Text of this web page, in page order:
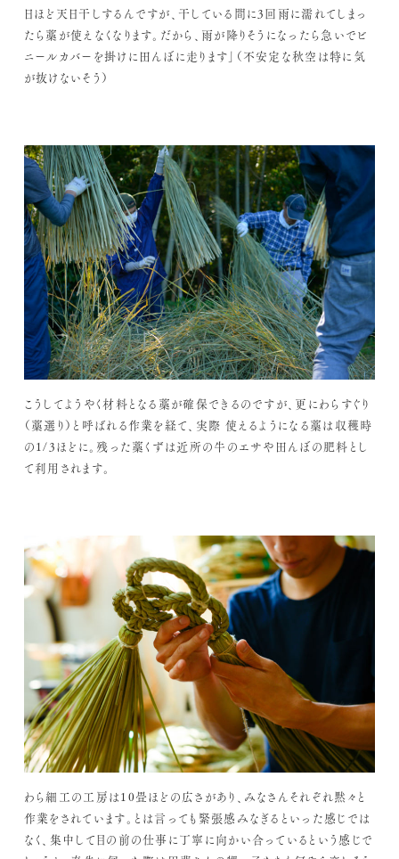
日ほど天日干しするんですが、干している間に3回雨に濡れてしまっ
たら藁が使えなくなります。だから、雨が降りそうになったら急いでビ
ニールカバーを掛けに田んぼに走ります」（不安定な秋空は特に気
が抜けないそう）
こうしてようやく材料となる藁が確保できるのですが、更にわらすぐり
（藁選り）と呼ばれる作業を経て、実際 使えるようになる藁は収穫時
の1/3ほどに。残った藁くずは近所の牛のエサや田んぼの肥料とし
て利用されます。
わら細工の工房は10畳ほどの広さがあり、みなさんそれぞれ黙々と
作業をされています。とは言っても緊張感みなぎるといった感じでは
なく、集中して目の前の仕事に丁寧に向かい合っているという感じで